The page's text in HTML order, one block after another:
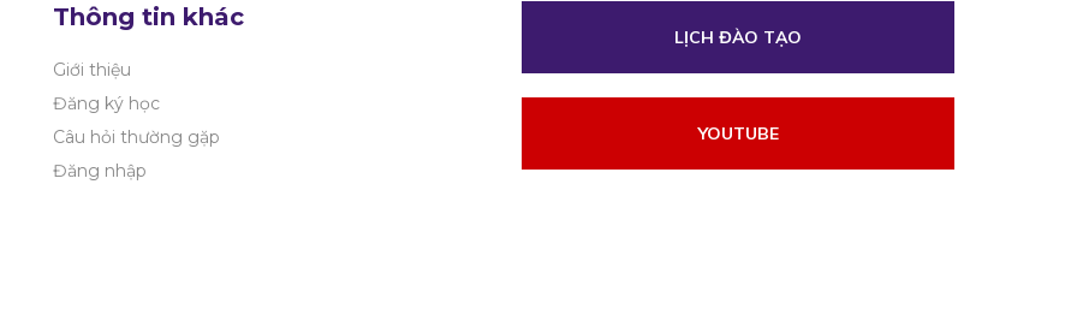
Thông tin khác
Giới thiệu
Đăng ký học
Câu hỏi thường gặp
Đăng nhập
LỊCH ĐÀO TẠO
YOUTUBE